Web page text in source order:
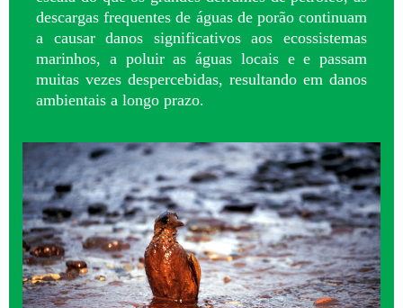
descargas frequentes de águas de porão continuam
a causar danos significativos aos ecossistemas
marinhos, a poluir as águas locais e e passam
muitas vezes despercebidas, resultando em danos
ambientais a longo prazo.